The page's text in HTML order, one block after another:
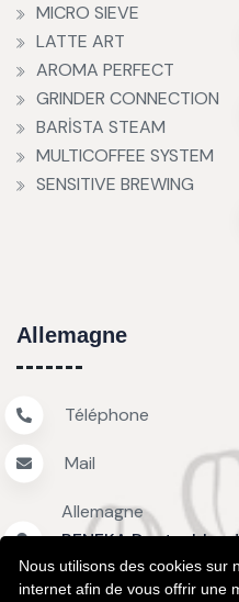
Nous utilisons des cookies sur
internet afin de vous offrir une
MICRO SIEVE
LATTE ART
AROMA PERFECT
GRINDER CONNECTION
BARİSTA STEAM
MULTICOFFEE SYSTEM
SENSITIVE BREWING
Allemagne
Téléphone
Mail
Allemagne
RENEKA
D-83233 Bernau am